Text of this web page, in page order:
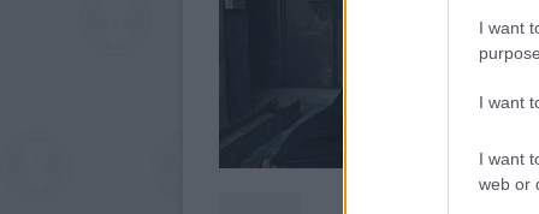
I want
I want
I want
web or